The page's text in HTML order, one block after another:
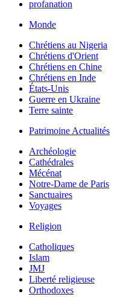
profanation
Monde
Chrétiens au Nigeria
Chrétiens d'Orient
Chrétiens en Chine
Chrétiens en Inde
États-Unis
Guerre en Ukraine
Terre sainte
Patrimoine Actualités
Archéologie
Cathédrales
Mécénat
Notre-Dame de Paris
Sanctuaires
Voyages
Religion
Catholiques
Islam
JMJ
Liberté religieuse
Orthodoxes